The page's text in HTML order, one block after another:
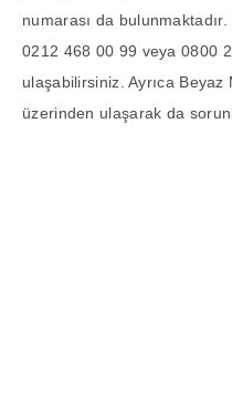
numarası da
0212 468 00 99 veya 0800
ulaşabilirsiniz. Ayrıca
üzerinden ulaşarak da